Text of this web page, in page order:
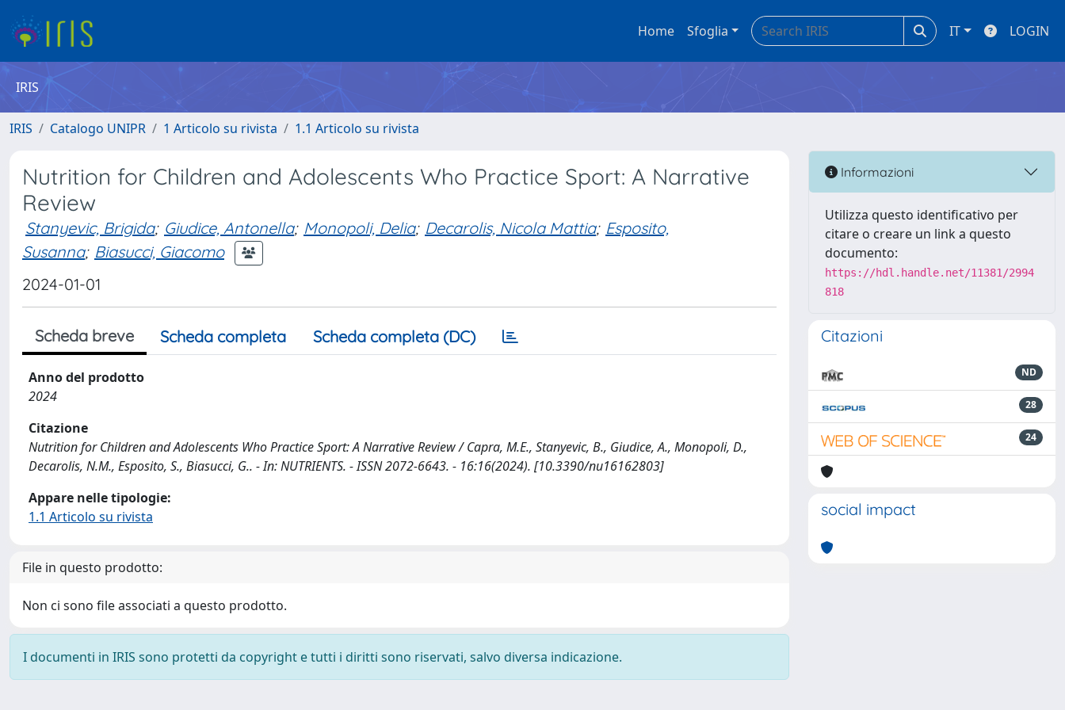
Home Sfoglia IT LOGIN
IRIS
IRIS Catalogo UNIPR 1 Articolo su rivista 1.1 Articolo su rivista
Nutrition for Children and Adolescents Who Practice Sport: A Narrative
Review
Stanyevic, Brigida; Giudice, Antonella; Monopoli, Delia; Decarolis, Nicola Mattia; Esposito,
Susanna; Biasucci, Giacomo
2024-01-01
Scheda breve Scheda completa Scheda completa (DC)
Anno del prodotto
2024
Citazione
Nutrition for Children and Adolescents Who Practice Sport: A Narrative Review / Capra, M.E., Stanyevic, B., Giudice, A., Monopoli, D.,
Decarolis, N.M., Esposito, S., Biasucci, G.. - In: NUTRIENTS. - ISSN 2072-6643. - 16:16(2024). [10.3390/nu16162803]
Appare nelle tipologie:
1.1 Articolo su rivista
File in questo prodotto:
Non ci sono file associati a questo prodotto.
I documenti in IRIS sono protetti da copyright e tutti i diritti sono riservati, salvo diversa indicazione.
Informazioni
Utilizza questo identificativo per
citare o creare un link a questo
documento:
https://hdl.handle.net/11381/2994
818
Citazioni
ND
28
24
social impact